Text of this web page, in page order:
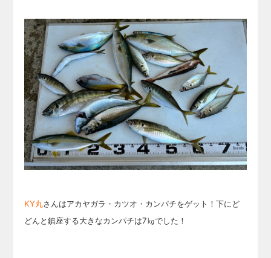
KY丸さんはアカヤガラ・カツオ・カンパチをゲット！下にど
どんと鎮座する大きなカンパチは7㎏でした！